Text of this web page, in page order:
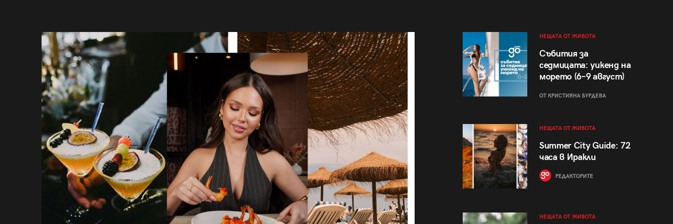
НЕЩАТА ОТ ЖИВОТА
Събития за
седмицата: уикенд на
морето (6–9 август)
ОТ КРИСТИЯНА БУРДЕВА
НЕЩАТА ОТ ЖИВОТА
Summer City Guide: 72
часа в Иракли
РЕДАКТОРИТЕ
НЕЩАТА ОТ ЖИВОТА